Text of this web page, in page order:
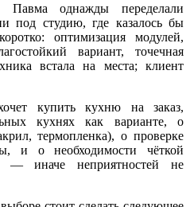
Павма однажды переделали
под студию, где казалось бы
оптимизация модулей,
вариант, точечная
встала на места; клиент
купить кухню на заказ,
кухнях как варианте, о
термопленка), о проверке
и о необходимости чёткой
— иначе неприятностей не